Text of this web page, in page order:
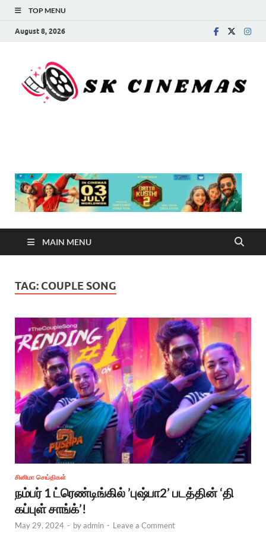
TOP MENU
August 8, 2026
MAIN MENU
TAG: COUPLE SONG
சினிமா செய்திகள்
நம்பர் 1 ட்ரெண்டிங்கில் ’புஷ்பா2’ படத்தின் ‘தி
கப்புள் சாங்க்’!
May 29, 2024 - byadmin - Leave a Comment